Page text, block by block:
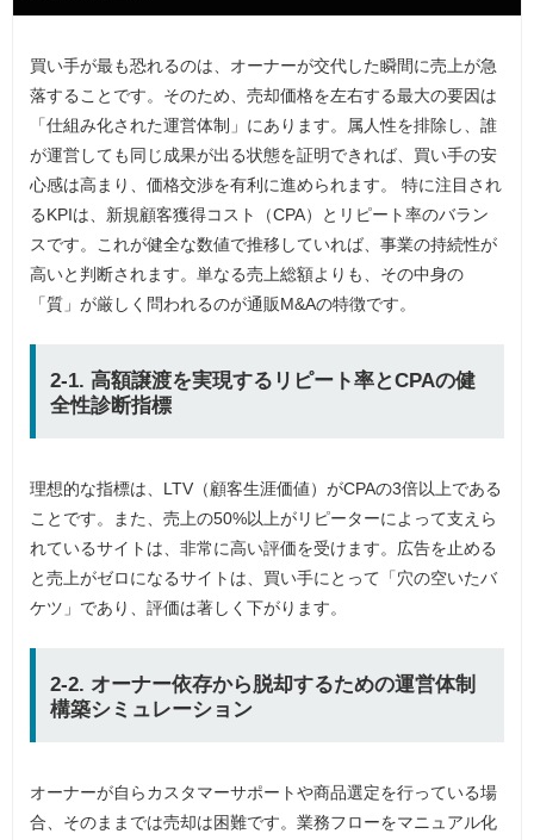
買い手が最も恐れるのは、オーナーが交代した瞬間に売上が急
落することです。そのため、売却価格を左右する最大の要因は
「仕組み化された運営体制」にあります。属人性を排除し、誰
が運営しても同じ成果が出る状態を証明できれば、買い手の安
心感は高まり、価格交渉を有利に進められます。 特に注目され
るKPIは、新規顧客獲得コスト（CPA）とリピート率のバラン
スです。これが健全な数値で推移していれば、事業の持続性が
高いと判断されます。単なる売上総額よりも、その中身の
「質」が厳しく問われるのが通販M&Aの特徴です。
2-1. 高額譲渡を実現するリピート率とCPAの健
全性診断指標
理想的な指標は、LTV（顧客生涯価値）がCPAの3倍以上である
ことです。また、売上の50%以上がリピーターによって支えら
れているサイトは、非常に高い評価を受けます。広告を止める
と売上がゼロになるサイトは、買い手にとって「穴の空いたバ
ケツ」であり、評価は著しく下がります。
2-2. オーナー依存から脱却するための運営体制
構築シミュレーション
オーナーが自らカスタマーサポートや商品選定を行っている場
合、そのままでは売却は困難です。業務フローをマニュアル化